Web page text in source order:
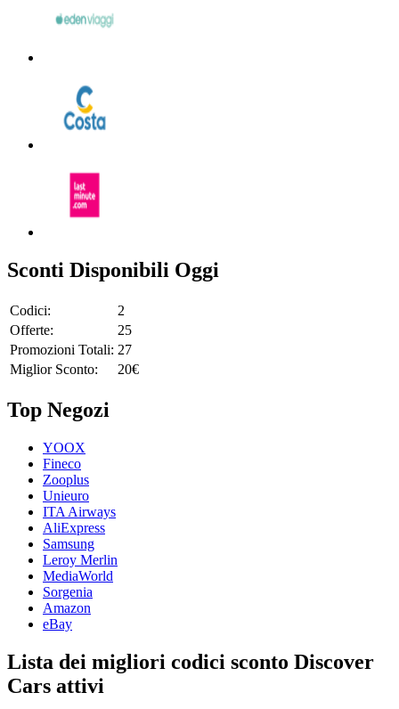
Sconti Disponibili Oggi
Codici:
2
Offerte:
25
Promozioni Totali: 27
Miglior Sconto:
20€
Top Negozi
YOOX
Fineco
Zooplus
Unieuro
ITA Airways
AliExpress
Samsung
Leroy Merlin
MediaWorld
Sorgenia
Amazon
eBay
Lista dei migliori codici sconto Discover
Cars attivi